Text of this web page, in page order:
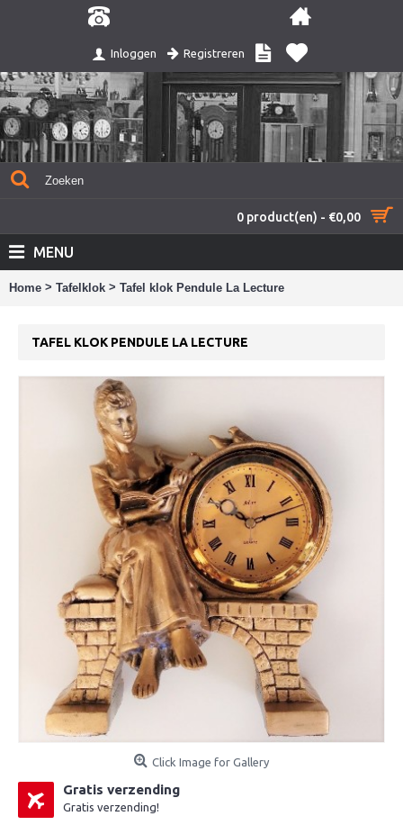
Inloggen Registreren
0 product(en) - €0,00
MENU
Home > Tafelklok > Tafel klok Pendule La Lecture
TAFEL KLOK PENDULE LA LECTURE
Click Image for Gallery
Gratis verzending
Gratis verzending!